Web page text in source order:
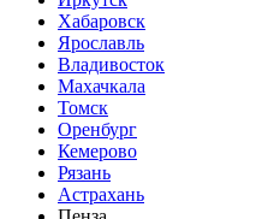
Хабаровск
Ярославль
Владивосток
Махачкала
Томск
Оренбург
Кемерово
Рязань
Астрахань